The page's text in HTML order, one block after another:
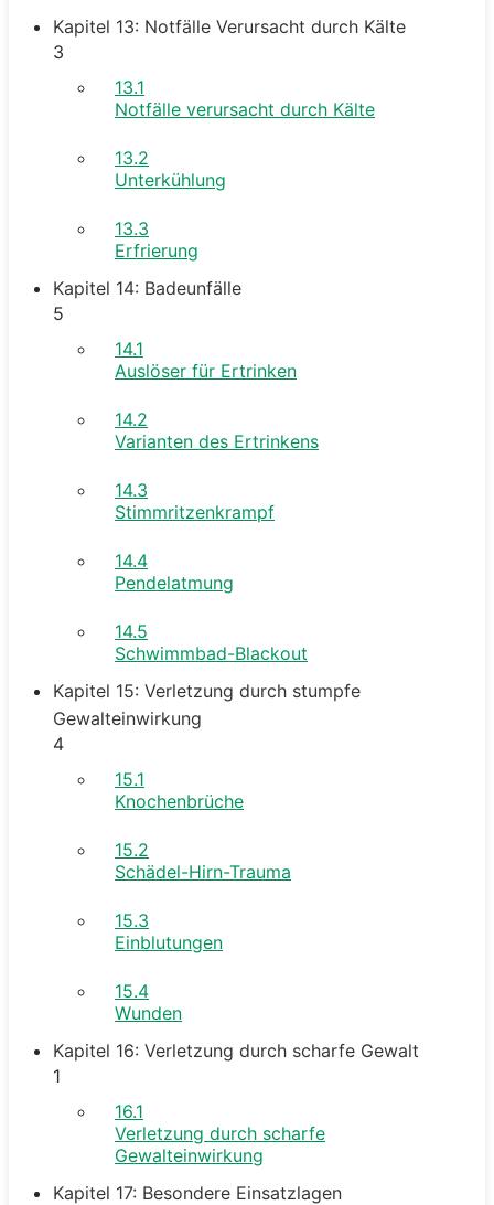
Kapitel 13: Notfälle Verursacht durch Kälte
3
13.1
Notfälle verursacht durch Kälte
13.2
Unterkühlung
13.3
Erfrierung
Kapitel 14: Badeunfälle
5
14.1
Auslöser für Ertrinken
14.2
Varianten des Ertrinkens
14.3
Stimmritzenkrampf
14.4
Pendelatmung
14.5
Schwimmbad-Blackout
Kapitel 15: Verletzung durch stumpfe
Gewalteinwirkung
4
15.1
Knochenbrüche
15.2
Schädel-Hirn-Trauma
15.3
Einblutungen
15.4
Wunden
Kapitel 16: Verletzung durch scharfe Gewalt
1
16.1
Verletzung durch scharfe
Gewalteinwirkung
Kapitel 17: Besondere Einsatzlagen